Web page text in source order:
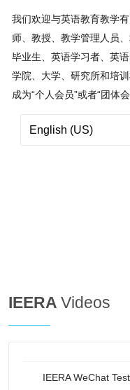
我们欢迎与英语教育教学
师、教授、教学管理人员
毕业生、英语学习者、英
学院、大学、研究所和培
成为“个人会员”或者“团体会
IEERA Videos
IEERA WeChat